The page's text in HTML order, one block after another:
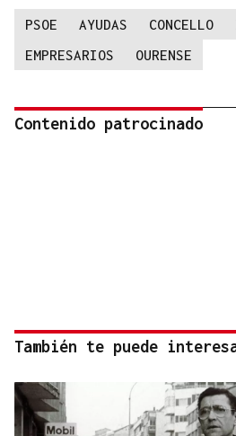
PSOE AYUDAS CONCELLO
EMPRESARIOS
OURENSE
Contenido patrocinado
También te puede